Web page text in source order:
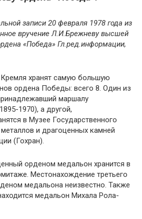
записи 20 февраля 1978 года из
вручение Л.И.Брежневу высшей
«Победа» Гл.ред.информации,
хранят самую большую
ордена Победы: всего 8. Один из
маршалу
1970), а другой,
в Музее Государственного
и драгоценных камней
(Гохран).
орденом медальон хранится в
Местонахождение третьего
медальона неизвестно. Также
медальон Михала Рола-